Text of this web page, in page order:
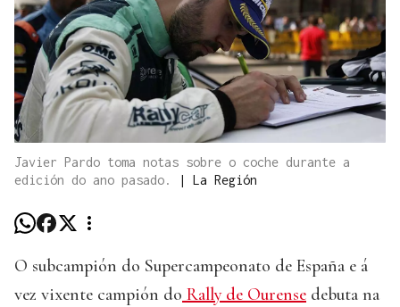
Javier Pardo toma notas sobre o coche durante a
edición do ano pasado.
| La Región
O subcampión do Supercampeonato de España e á
vez vixente campión do Rally de Ourense debuta na